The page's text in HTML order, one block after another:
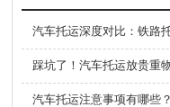
踩坑了！汽车托运放贵重
汽车托运注意事项有哪些？